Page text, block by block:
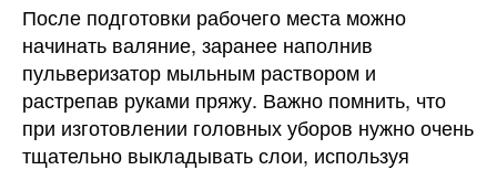
После подготовки рабочего места можно
начинать валяние, заранее наполнив
пульверизатор мыльным раствором и
растрепав руками пряжу. Важно помнить, что
при изготовлении головных уборов нужно очень
тщательно выкладывать слои, используя